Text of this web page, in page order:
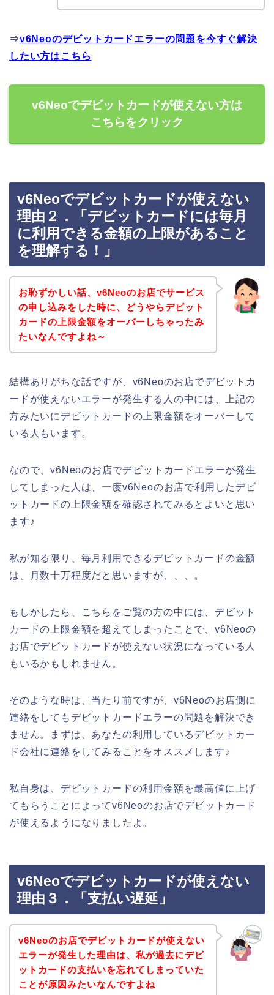
⇒v6Neoのデビットカードエラーの問題を今すぐ解決
したい方はこちら
v6Neoでデビットカードが使えない方は
こちらをクリック
v6Neoでデビットカードが使えない
理由２．「デビットカードには毎月
に利用できる金額の上限があること
を理解する！」
お恥ずかしい話、v6Neoのお店でサービス
の申し込みをした時に、どうやらデビット
カードの上限金額をオーバーしちゃったみ
たいなんですよね～
結構ありがちな話ですが、v6Neoのお店でデビットカ
ードが使えないエラーが発生する人の中には、上記の
方みたいにデビットカードの上限金額をオーバーして
いる人もいます。
なので、v6Neoのお店でデビットカードエラーが発生
してしまった人は、一度v6Neoのお店で利用したデビ
ットカードの上限金額を確認されてみるとよいと思い
ます♪
私が知る限り、毎月利用できるデビットカードの金額
は、月数十万程度だと思いますが、、、。
もしかしたら、こちらをご覧の方の中には、デビット
カードの上限金額を超えてしまったことで、v6Neoの
お店でデビットカードが使えない状況になっている人
もいるかもしれません。
そのような時は、当たり前ですが、v6Neoのお店側に
連絡をしてもデビットカードエラーの問題を解決でき
ません。まずは、あなたの利用しているデビットカー
ド会社に連絡をしてみることをオススメします♪
私自身は、デビットカードの利用金額を最高値に上げ
てもらうことによってv6Neoのお店でデビットカード
が使えるようになりましたよ。
v6Neoでデビットカードが使えない
理由３．「支払い遅延」
v6Neoのお店でデビットカードが使えない
エラーが発生した理由は、私が過去にデビ
ットカードの支払いを忘れてしまっていた
ことが原因みたいなんですよね